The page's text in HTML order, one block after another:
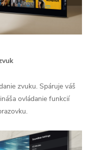
zvuku. Spáruje váš
ovládanie funkcií